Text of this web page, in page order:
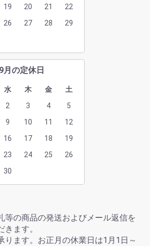
19 20 21
22
26 27 28
29
月の定休日
水 木 金
土
2 3 4
5
9 10 11
12
16 17 18
19
23 24 25
26
30
等の商品の発送およびメール返信を
ます。
ります。お正月の休業日は1月1日～